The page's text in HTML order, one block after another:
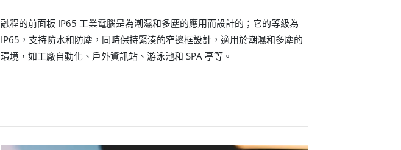
融程的前面板 IP65 工業電腦是為潮濕和多塵的應用而設計的；它的等級為
IP65，支持防水和防塵，同時保持緊湊的窄邊框設計，適用於潮濕和多塵的
環境，如工廠自動化、戶外資訊站、游泳池和 SPA 亭等。